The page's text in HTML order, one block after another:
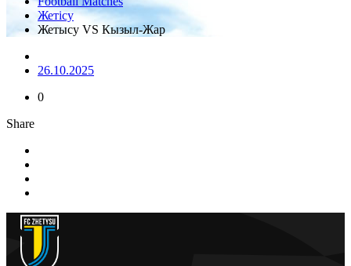
Жетісу
Жетысу VS Кызыл-Жар
26.10.2025
0
Share